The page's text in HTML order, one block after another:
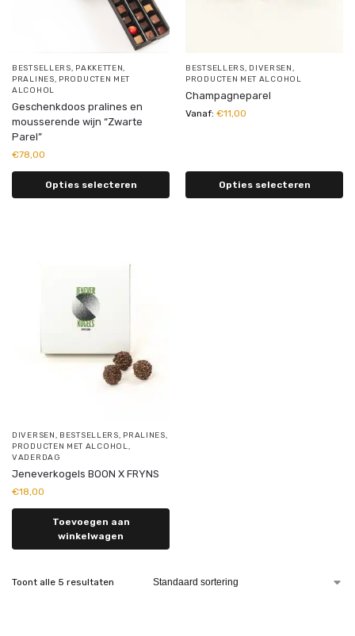
BESTSELLERS, PAKKETTEN,
PRALINES, PRODUCTEN MET
ALCOHOL
Geschenkdoos pralines en
mousserende wijn “Zwarte
Parel”
€78,00
Opties selecteren
BESTSELLERS, DIVERSEN,
PRODUCTEN MET ALCOHOL
Champagneparel
Vanaf: €11,00
Opties selecteren
DIVERSEN, BESTSELLERS, PRALINES,
PRODUCTEN MET ALCOHOL,
VADERDAG
Jeneverkogels BOON X FRYNS
€18,00
Toevoegen aan
winkelwagen
Toont alle 5 resultaten